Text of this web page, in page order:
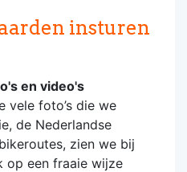
insturen
en video's
vele foto’s die we
de Nederlandse
zien we bij
op een fraaie wijze